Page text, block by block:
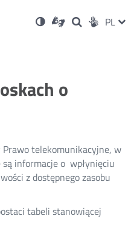
Ustawienia
Wersja
kontrastowa
Dla
niesłyszących
OtwórzOtwórz
w
Otwórz
w
Social PL
o
telekomunikacyjne, w
informacje o wpłynięciu
z dostępnego zasobu
tabeli stanowiącej